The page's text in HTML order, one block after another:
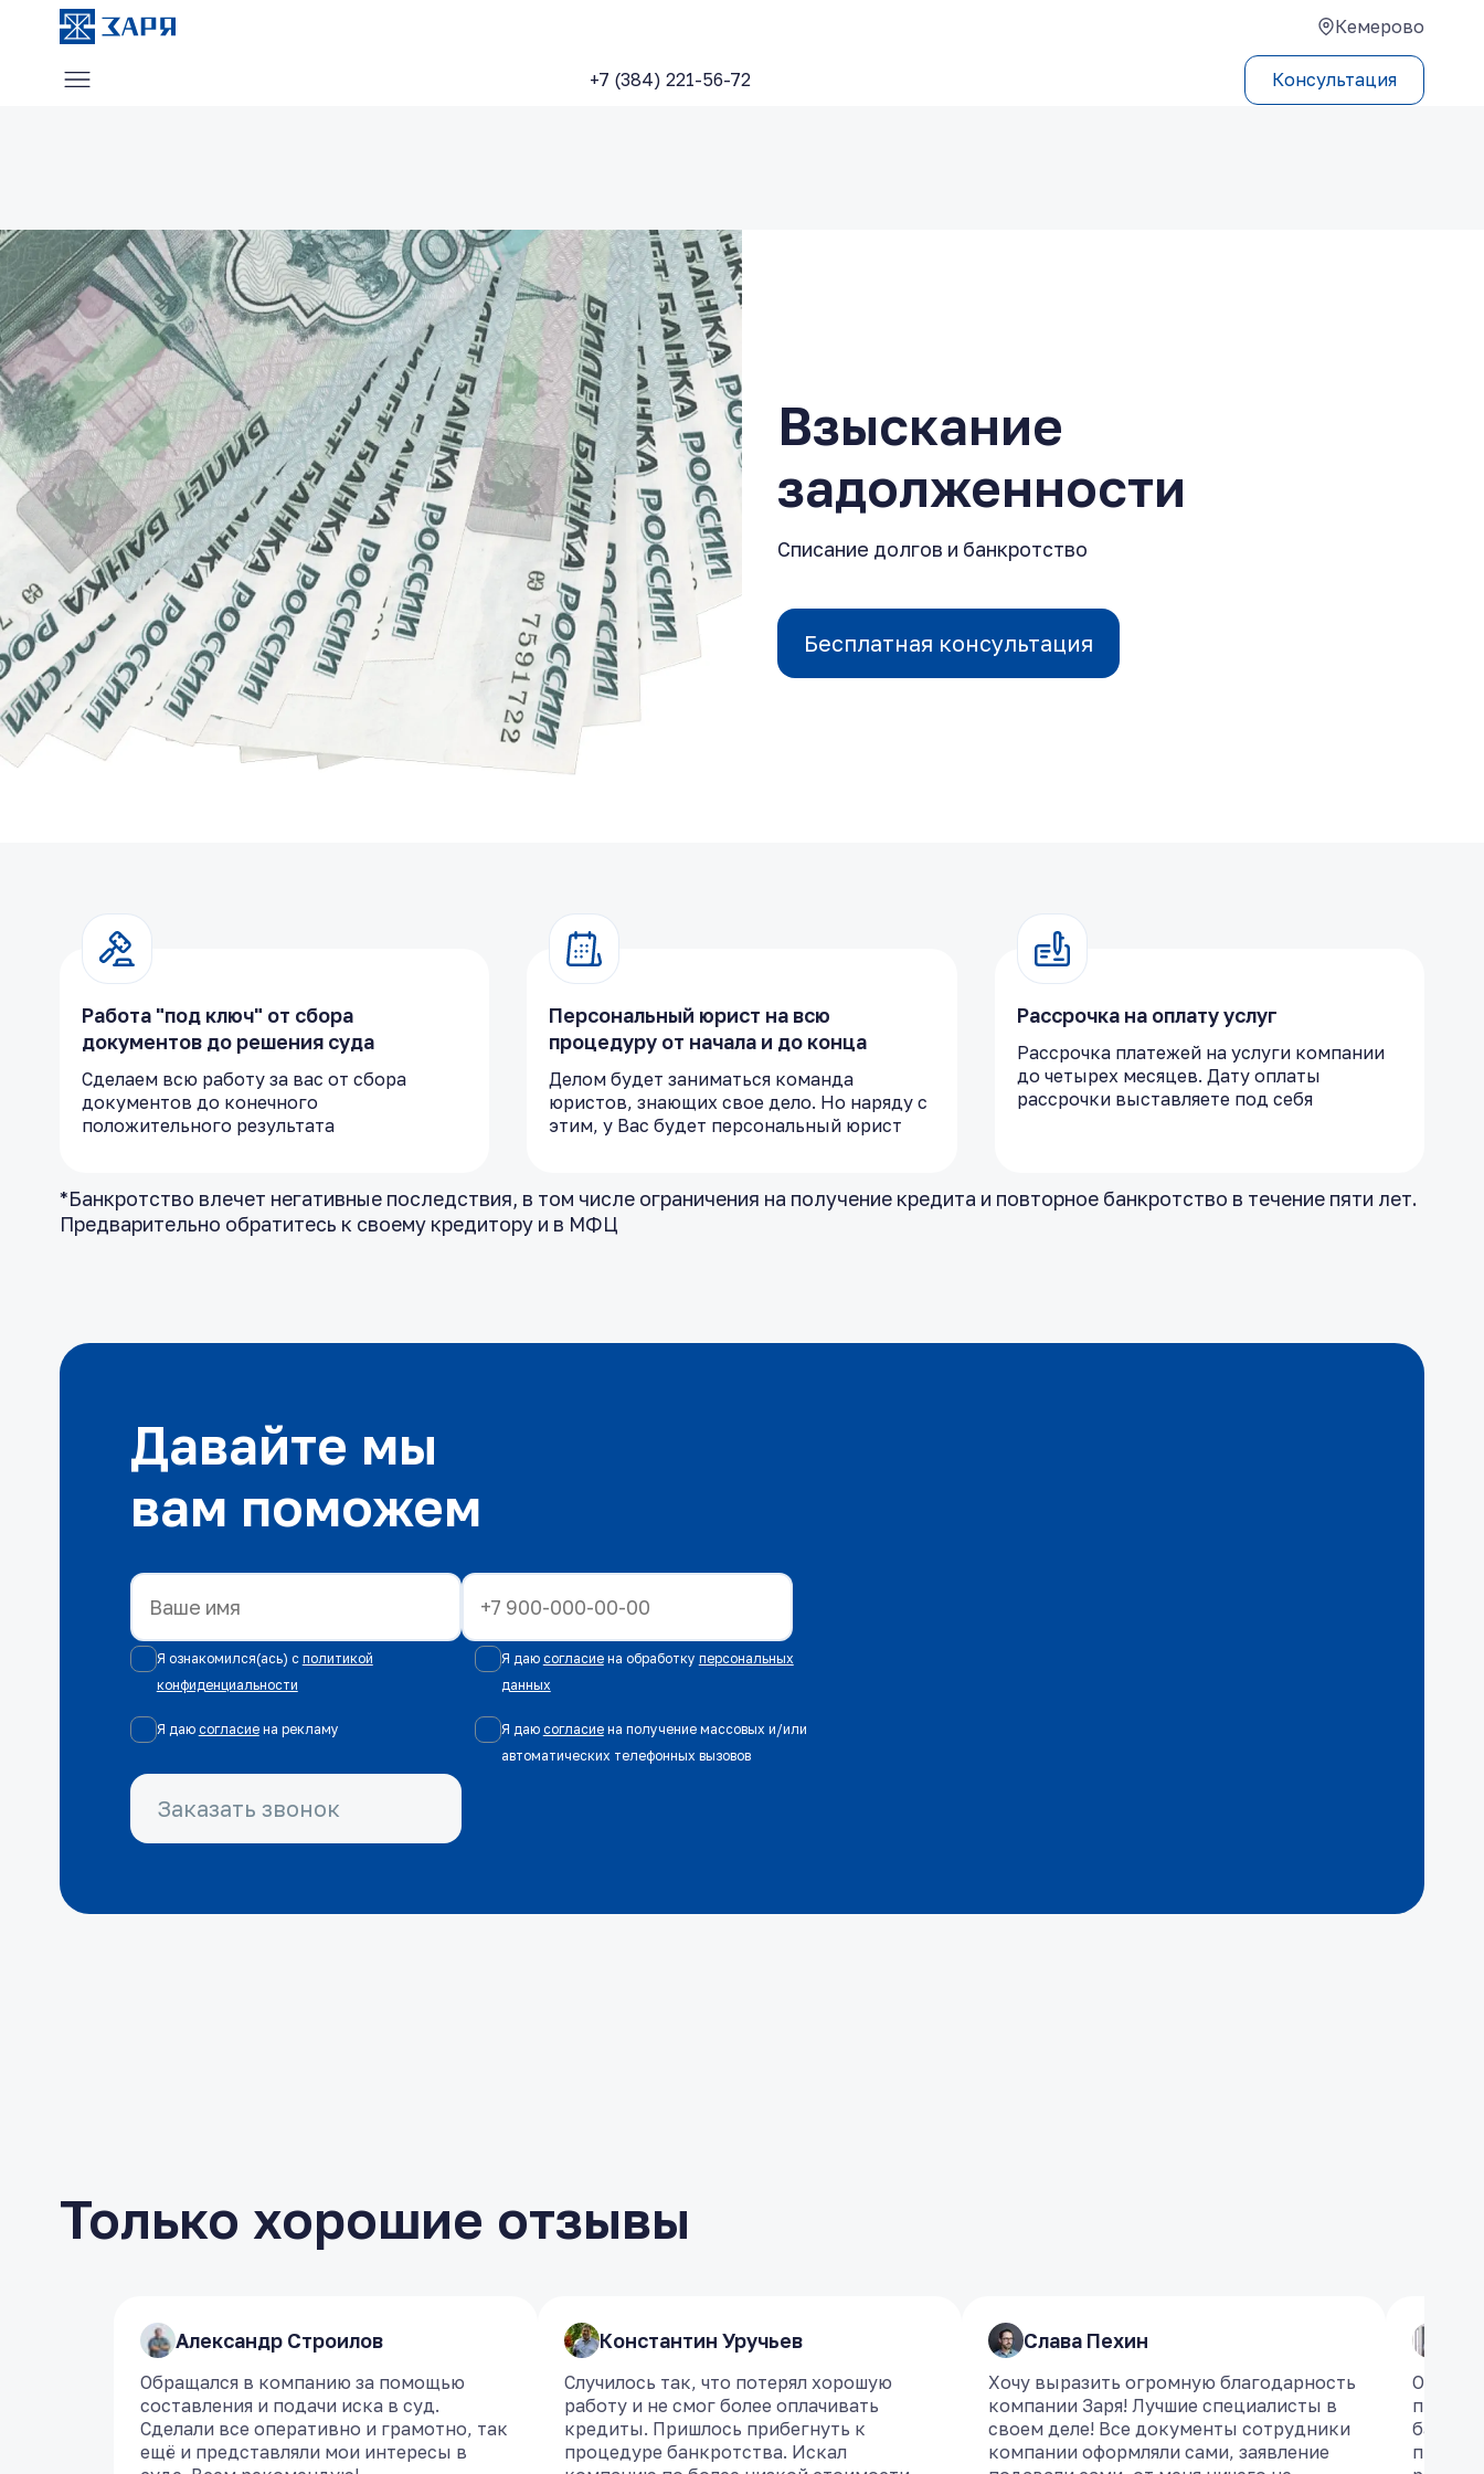
Кемерово
+7 (384) 221-56-72 Консультация
Блог
Отзывы
Контакты
Взыскание
задолженности
Списание долгов и банкротство
Бесплатная консультация
Работа "под ключ" от сбора
документов до решения суда
Сделаем всю работу за вас от сбора
документов до конечного
положительного результата
Персональный юрист на всю
процедуру от начала и до конца
Делом будет заниматься команда
юристов, знающих свое дело. Но наряду с
этим, у Вас будет персональный юрист
Рассрочка на оплату услуг
Рассрочка платежей на услуги компании
до четырех месяцев. Дату оплаты
рассрочки выставляете под себя
*Банкротство влечет негативные последствия, в том числе ограничения на получение кредита и повторное банкротство в течение пяти лет.
Предварительно обратитесь к своему кредитору и в МФЦ
Давайте мы
вам поможем
Я ознакомился(ась) с политикой
конфиденциальности
Я даю согласие на обработку персональных
данных
Я даю согласие на рекламу Я даю согласие на получение массовых и/или
автоматических телефонных вызовов
Заказать звонок
Только хорошие отзывы
​Александр Строилов
Обращался в компанию за помощью
составления и подачи иска в суд.
Сделали все оперативно и грамотно, так
ещё и представляли мои интересы в
​Константин Уручьев
Случилось так, что потерял хорошую
работу и не смог более оплачивать
кредиты. Пришлось прибегнуть к
процедуре банкротства. Искал
Слава Пехин
Хочу выразить огромную благодарность
компании Заря! Лучшие специалисты в
своем деле! Все документы сотрудники
компании оформляли сами, заявление
​Александр Строилов
Обращался в компанию за помощью
составления и подачи иска в суд.
Сделали все оперативно и грамотно, так
ещё и представляли мои интересы в
​Константин Уручьев
Случилось так, что потерял хорошую
работу и не смог более оплачивать
кредиты. Пришлось прибегнуть к
процедуре банкротства. Искал
Слава Пехин
Хочу выразить огромную благодарность
компании Заря! Лучшие специалисты в
своем деле! Все документы сотрудники
компании оформляли сами, заявление